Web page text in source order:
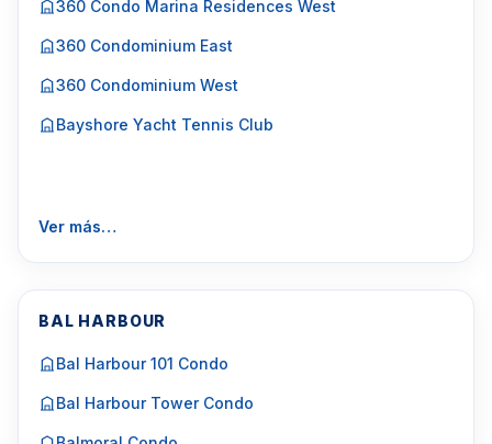
360 Condo Marina Residences West
360 Condominium East
360 Condominium West
Bayshore Yacht Tennis Club
Ver más…
BAL HARBOUR
Bal Harbour 101 Condo
Bal Harbour Tower Condo